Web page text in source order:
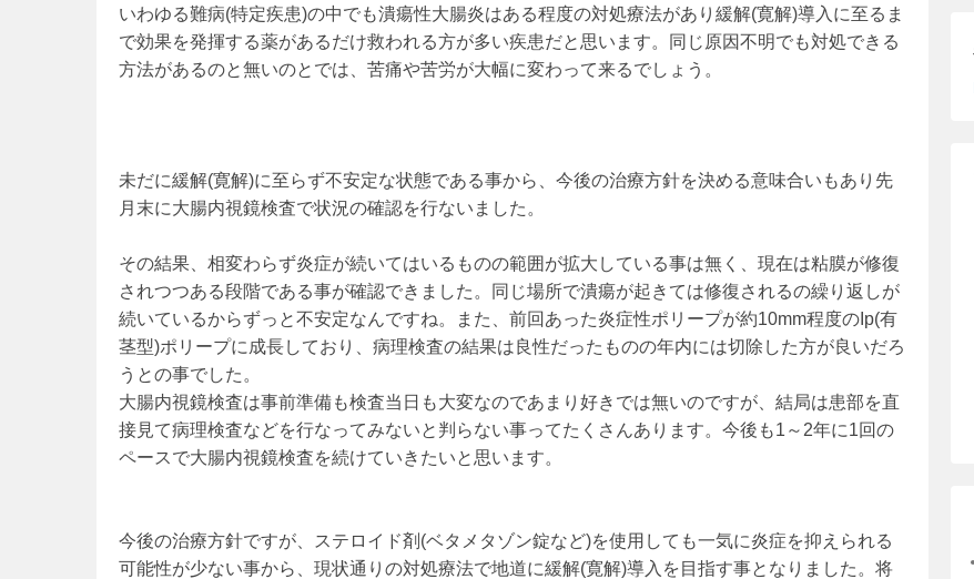
いわゆる難病(特定疾患)の中でも潰瘍性大腸炎はある程度の対処療法があり緩解(寛解)導入に至るま
で効果を発揮する薬があるだけ救われる方が多い疾患だと思います。同じ原因不明でも対処できる
方法があるのと無いのとでは、苦痛や苦労が大幅に変わって来るでしょう。
未だに緩解(寛解)に至らず不安定な状態である事から、今後の治療方針を決める意味合いもあり先
月末に大腸内視鏡検査で状況の確認を行ないました。
その結果、相変わらず炎症が続いてはいるものの範囲が拡大している事は無く、現在は粘膜が修復
されつつある段階である事が確認できました。同じ場所で潰瘍が起きては修復されるの繰り返しが
続いているからずっと不安定なんですね。また、前回あった炎症性ポリープが約10mm程度のIp(有
茎型)ポリープに成長しており、病理検査の結果は良性だったものの年内には切除した方が良いだろ
うとの事でした。
大腸内視鏡検査は事前準備も検査当日も大変なのであまり好きでは無いのですが、結局は患部を直
接見て病理検査などを行なってみないと判らない事ってたくさんあります。今後も1～2年に1回の
ペースで大腸内視鏡検査を続けていきたいと思います。
今後の治療方針ですが、ステロイド剤(ベタメタゾン錠など)を使用しても一気に炎症を抑えられる
可能性が少ない事から、現状通りの対処療法で地道に緩解(寛解)導入を目指す事となりました。将